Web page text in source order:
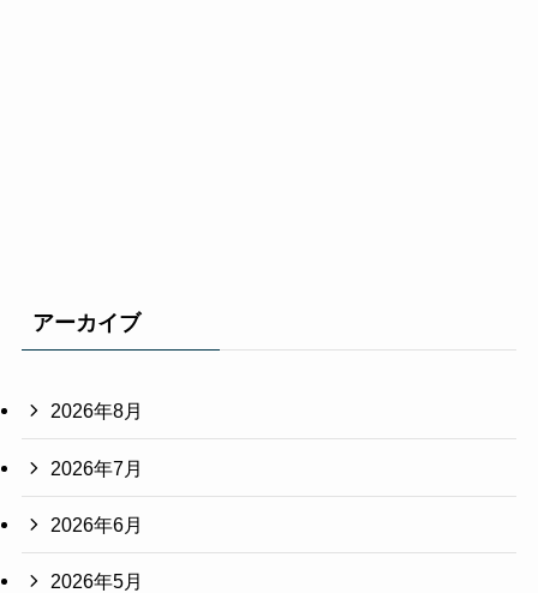
アーカイブ
2026年8月
2026年7月
2026年6月
2026年5月